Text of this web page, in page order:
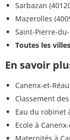
Sarbazan
Mazerolles
Saint-Pierre-
Toutes les
En savoir
Canenx-et-
Classement
Eau du robinet
Ecole à